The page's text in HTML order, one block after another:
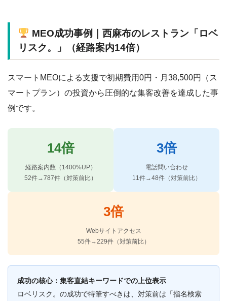
MEO成功事例｜西麻布のレストラン「ロベ
リスク。」（経路案内14倍）
スマートMEOによる支援で初期費用0円・月38,500円（ス
マートプラン）の投資から圧倒的な集客改善を達成した事
例です。
14倍
経路案内数（1400%UP）
52件→787件（対策前比）
3倍
電話問い合わせ
11件→48件（対策前比）
3倍
Webサイトアクセス
55件→229件（対策前比）
成功の核心：集客直結キーワードでの上位表示
ロベリスク。の成功で特筆すべきは、対策前は「指名検索